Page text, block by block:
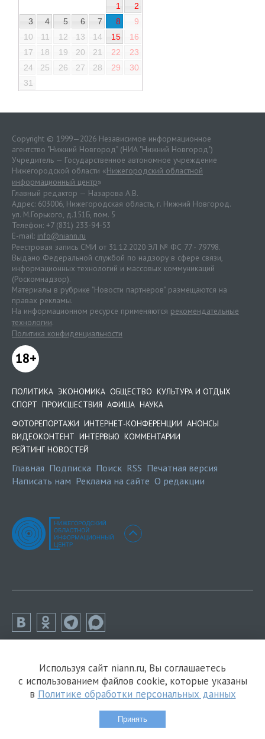
1
2
3
4 5 6 7 8
9
10
11 12 13 14 15
16
17
18 19 20 21 22
23
24
25 26 27 28 29
30
31
Copyright © 1999—2026 Независимое информационное
агентство "Нижний Новгород" (НИА "Нижний Новгород")
Учредитель — Государственное автономное учреждение
Нижегородской области «Нижегородский областной
информационный центр»
Главный редактор — Назарова А.В.
Адрес: 603006, Нижегородская область, г. Нижний Новгород.
ул. М.Горького, д.151Б, пом. 5
Телефон: +7 (831) 233-94-53
E-mail: info@niann.ru
Реестровая запись СМИ от 31.12.2020 ЭЛ № ФС 77 - 79798.
Выдано Федеральной службой по надзору в сфере связи,
информационных технологий и массовых коммуникаций
(Роскомнадзор).
Материалы в рубрике "Новости партнеров" размещаются на
правах рекламы.
На информационном ресурсе применяются рекомендательные
технологии.
Политика конфиденциальности
18+
ПОЛИТИКА ЭКОНОМИКА ОБЩЕСТВО КУЛЬТУРА И ОТДЫХ
СПОРТ ПРОИСШЕСТВИЯ АФИША НАУКА
ФОТОРЕПОРТАЖИ ИНТЕРНЕТ-КОНФЕРЕНЦИИ АНОНСЫ
ВИДЕОКОНТЕНТ ИНТЕРВЬЮ КОММЕНТАРИИ
РЕЙТИНГ НОВОСТЕЙ
Главная Подписка Поиск RSS Печатная версия
Написать нам Реклама на сайте О редакции
Используя сайт niann.ru, Вы соглашаетесь
с использованием файлов cookie, которые указаны
в Политике обработки персональных данных
Принять